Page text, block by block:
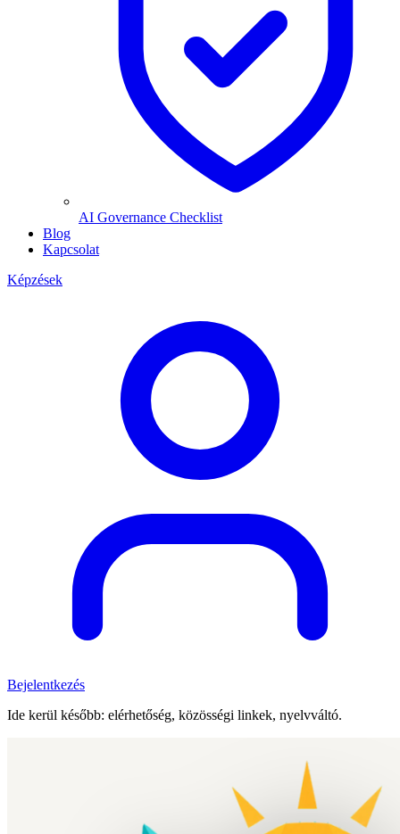
AI Governance Checklist
Blog
Kapcsolat
Képzések
Bejelentkezés
Ide kerül később: elérhetőség, közösségi linkek, nyelvváltó.